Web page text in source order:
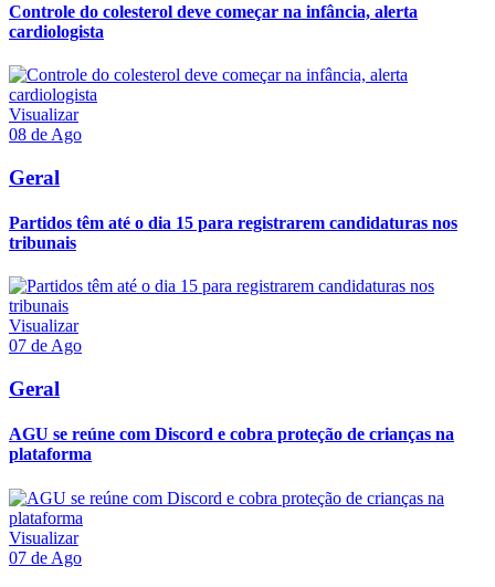
Controle do colesterol deve começar na infância, alerta
cardiologista
Visualizar
08 de Ago
Geral
Partidos têm até o dia 15 para registrarem candidaturas nos
tribunais
Visualizar
07 de Ago
Geral
AGU se reúne com Discord e cobra proteção de crianças na
plataforma
Visualizar
07 de Ago